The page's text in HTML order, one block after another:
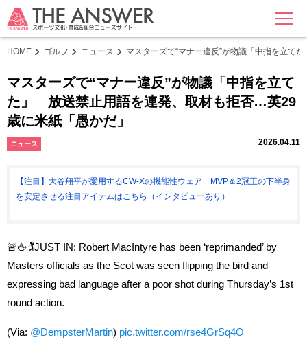
MENU
HOME ゴルフ ニュース マスターズで“マナー違反”が物議「中指を立
マスターズで“マナー違反”が物議「中指を立て
た」 放送禁止用語を連発、取材も拒否…英29
歳に米紙「愚かだ」
ニュース 2026.04.11
【注目】大谷翔平が愛用するCW-Xの機能性ウェア MVP＆2冠王の下半身
を安定させる注目アイテムはこちら（インタビューあり）
🚨🖕🏌️JUST IN: Robert MacIntyre has been ‘reprimanded’ by
Masters officials as the Scot was seen flipping the bird and
expressing bad language after a poor shot during Thursday’s 1st
round action.
(Via: @DempsterMartin) pic.twitter.com/rse4GrSq4O